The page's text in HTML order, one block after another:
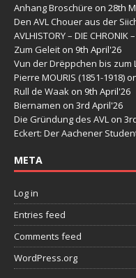
Anhang Broschüre on 28th
Den AVL Chouer aus der
AVLHISTORY – DIE CHRONIK –
Zum Geleit on 9th April'26
Vun der Drëppchen bis zum
Pierre MOURIS (1851-1918)
Rull de Waak on 9th April'26
Biernamen on 3rd April'26
Die Gründung des AVL on
Eckert: Der Aachener
META
Log in
Entries feed
Comments feed
WordPress.org